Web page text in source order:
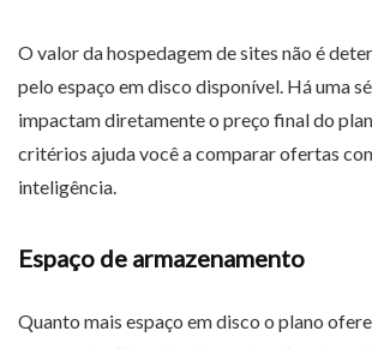
O valor da hospedagem de sites não é
pelo espaço em disco disponível. Há uma
impactam diretamente o preço final do
critérios ajuda você a comparar ofertas
inteligência.
Espaço de armazenamento
Quanto mais espaço em disco o plano